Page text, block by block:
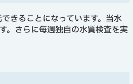
きることになっています。当水
。さらに毎週独自の水質検査を実